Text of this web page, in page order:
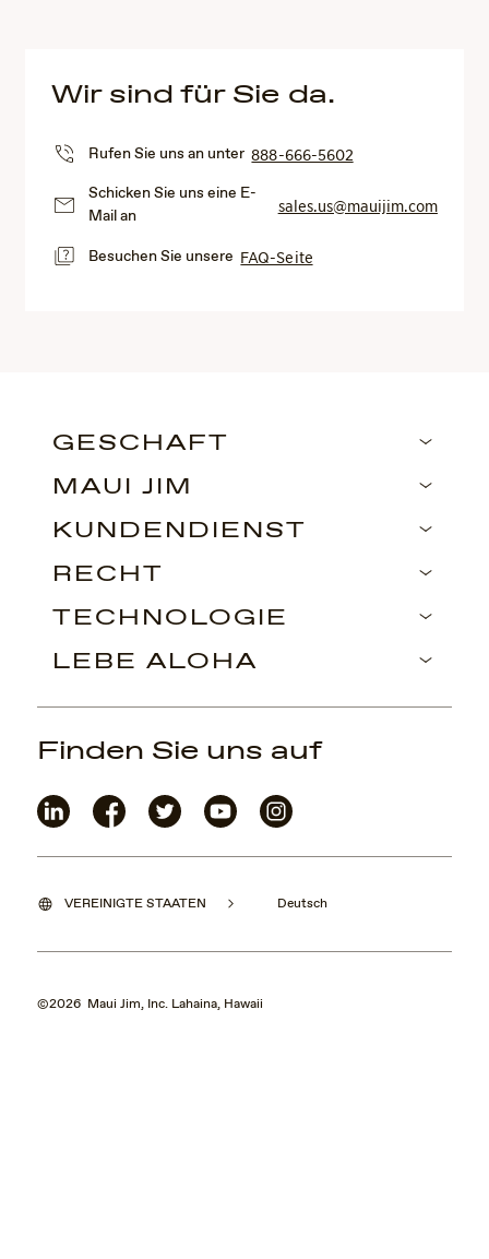
Wir sind für Sie da.
Rufen Sie uns an unter888-666-5602
Schicken Sie uns eine E-
Mail an
sales.us@mauijim.com
Besuchen Sie unsere FAQ-Seite
GESCHÄFT
MAUI JIM
KUNDENDIENST
RECHT
TECHNOLOGIE
LEBE ALOHA
VEREINIGTE STAATEN Deutsch
©2026 Maui Jim, Inc. Lahaina, Hawaii
Finden Sie uns auf